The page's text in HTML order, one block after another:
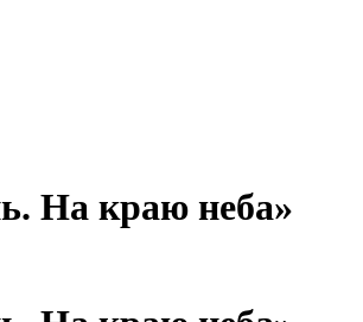
На краю неба»